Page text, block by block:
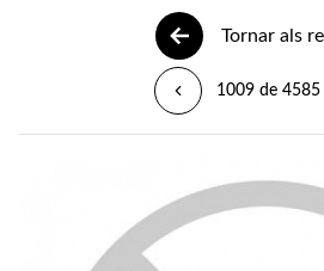
Tornar als
1009 de 4585